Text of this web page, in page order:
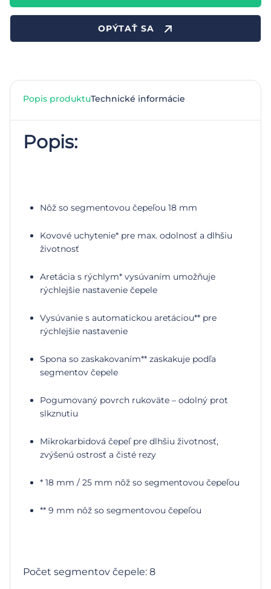
OPÝTAŤ SA
Popis produktuTechnické informácie
Popis:
Nôž so segmentovou čepeľou 18 mm
Kovové uchytenie* pre max. odolnosť a dlhšiu
životnosť
Aretácia s rýchlym* vysúvaním umožňuje
rýchlejšie nastavenie čepele
Vysúvanie s automatickou aretáciou** pre
rýchlejšie nastavenie
Spona so zaskakovaním** zaskakuje podľa
segmentov čepele
Pogumovaný povrch rukoväte – odolný prot
slkznutiu
Mikrokarbidová čepeľ pre dlhšiu životnosť,
zvýšenú ostrosť a čisté rezy
* 18 mm / 25 mm nôž so segmentovou čepeľou
** 9 mm nôž so segmentovou čepeľou
Počet segmentov čepele: 8